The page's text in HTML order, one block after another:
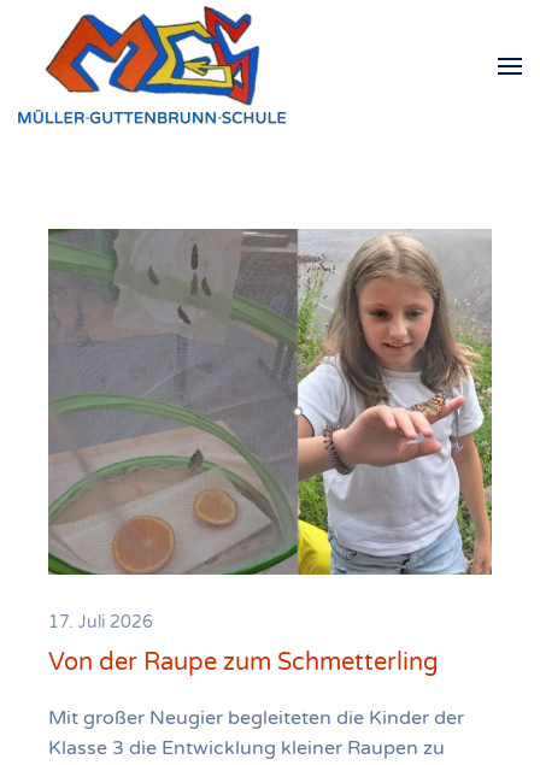
Zum Hauptinhalt springen
17. Juli 2026
Von der Raupe zum Schmetterling
Mit großer Neugier begleiteten die Kinder der
Klasse 3 die Entwicklung kleiner Raupen zu